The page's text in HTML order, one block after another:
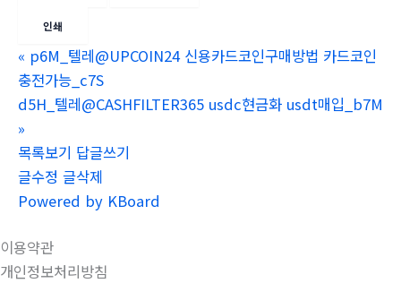
인쇄
« p6M_텔레@UPCOIN24 신용카드코인구매방법 카드코인
충전가능_c7S
d5H_텔레@CASHFILTER365 usdc현금화 usdt매입_b7M
»
목록보기 답글쓰기
글수정 글삭제
Powered by KBoard
이용약관
개인정보처리방침